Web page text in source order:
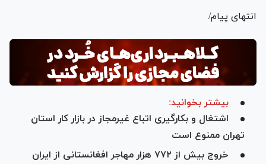
انتهای پیام/
بیشتر بخوانید:
اشتغال و بکارگیری اتباع غیرمجاز در بازار کار استان
تهران ممنوع است
خروج بیش از ۷۷۲ هزار مهاجر افغانستانی از ایران